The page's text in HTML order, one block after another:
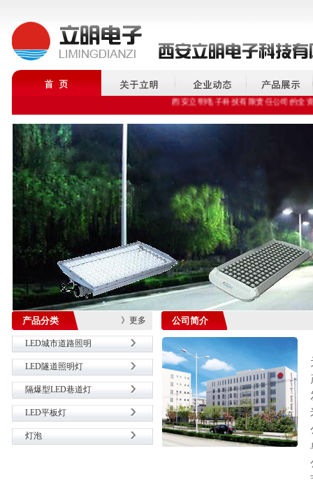
西安立明电子科技有限责任公司的全
产品分类 》更多
LED城市道路照明
LED隧道照明灯
隔爆型LED巷道灯
LED平板灯
灯泡
公司简介